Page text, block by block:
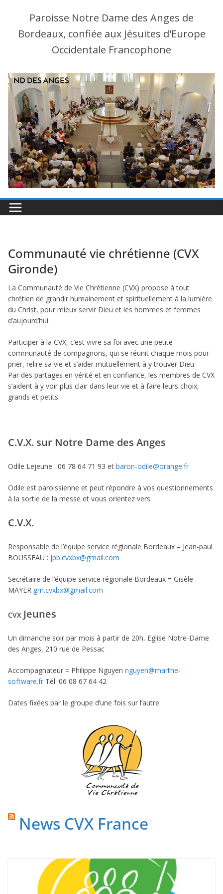
Paroisse Notre Dame des Anges de
Bordeaux, confiée aux Jésuites d'Europe
Occidentale Francophone
Communauté vie chrétienne (CVX
Gironde)
La Communauté de Vie Chrétienne (CVX) propose à tout
chrétien de grandir humainement et spirituellement à la lumière
du Christ, pour mieux servir Dieu et les hommes et femmes
d’aujourd’hui.
Participer à la CVX, c’est vivre sa foi avec une petite
communauté de compagnons, qui se réunit chaque mois pour
prier, relire sa vie et s’aider mutuellement à y trouver Dieu.
Par des partages en vérité et en confiance, les membres de CVX
s’aident à y voir plus clair dans leur vie et à faire leurs choix,
grands et petits.
C.V.X. sur Notre Dame des Anges
Odile Lejeune : 06 78 64 71 93 et baron-odile@orange.fr
Odile est paroissienne et peut répondre à vos questionnements
à la sortie de la messe et vous orientez vers
C.V.X.
Responsable de l’équipe service régionale Bordeaux = Jean-paul
BOUSSEAU : jpb.cvxbx@gmail.com
Secrétaire de l’équipe service régionale Bordeaux = Gisèle
MAYER gm.cvxbx@gmail.com
CVX Jeunes
Un dimanche soir par mois à partir de 20h, Eglise Notre-Dame
des Anges, 210 rue de Pessac
Accompagnateur = Philippe Nguyen nguyen@marthe-
software.fr Tél. 06 08 67 64 42
Dates fixées par le groupe d’une fois sur l’autre.
News CVX France